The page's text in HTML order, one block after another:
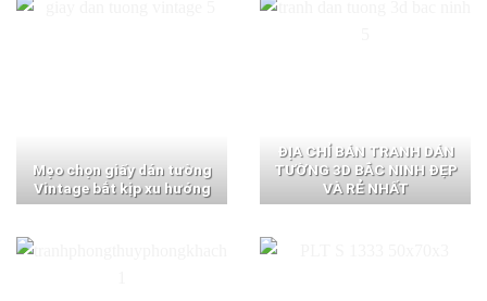
Mẹo chọn giấy dán tường
Vintage bắt kịp xu hướng
ĐỊA CHỈ BÁN TRANH DÁN
TƯỜNG 3D BẮC NINH ĐẸP
VÀ RẺ NHẤT